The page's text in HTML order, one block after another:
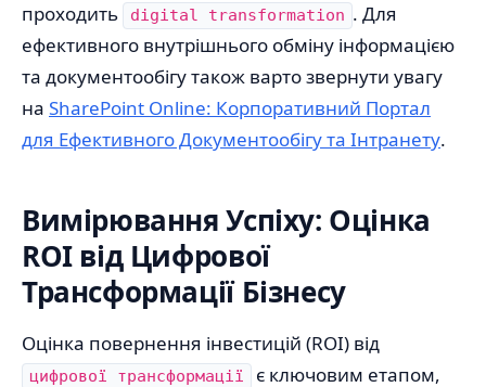
проходить
digital transformation . Для
ефективного внутрішнього обміну інформацією
та документообігу також варто звернути увагу
на SharePoint Online: Корпоративний Портал
для Ефективного Документообігу та Інтранету.
Вимірювання Успіху: Оцінка
ROI від Цифрової
Трансформації Бізнесу
Оцінка повернення інвестицій (ROI) від
цифрової трансформації
є ключовим етапом,